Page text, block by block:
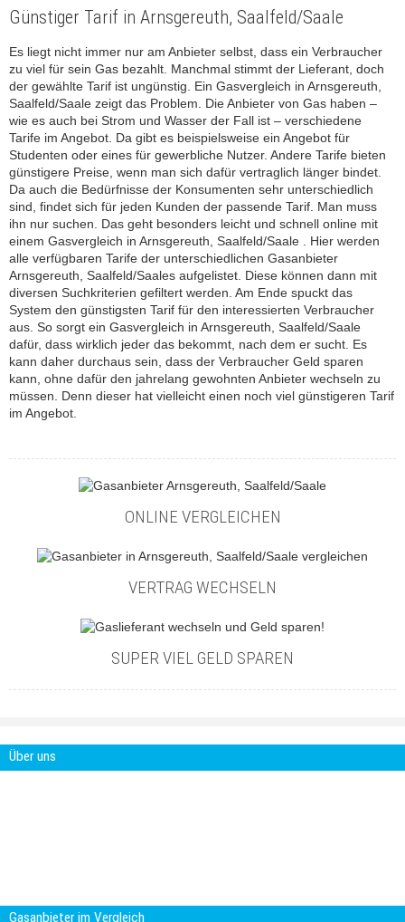
Günstiger Tarif in Arnsgereuth, Saalfeld/Saale
Es liegt nicht immer nur am Anbieter selbst, dass ein Verbraucher
zu viel für sein Gas bezahlt. Manchmal stimmt der Lieferant, doch
der gewählte Tarif ist ungünstig. Ein Gasvergleich in Arnsgereuth,
Saalfeld/Saale zeigt das Problem. Die Anbieter von Gas haben –
wie es auch bei Strom und Wasser der Fall ist – verschiedene
Tarife im Angebot. Da gibt es beispielsweise ein Angebot für
Studenten oder eines für gewerbliche Nutzer. Andere Tarife bieten
günstigere Preise, wenn man sich dafür vertraglich länger bindet.
Da auch die Bedürfnisse der Konsumenten sehr unterschiedlich
sind, findet sich für jeden Kunden der passende Tarif. Man muss
ihn nur suchen. Das geht besonders leicht und schnell online mit
einem Gasvergleich in Arnsgereuth, Saalfeld/Saale . Hier werden
alle verfügbaren Tarife der unterschiedlichen Gasanbieter
Arnsgereuth, Saalfeld/Saales aufgelistet. Diese können dann mit
diversen Suchkriterien gefiltert werden. Am Ende spuckt das
System den günstigsten Tarif für den interessierten Verbraucher
aus. So sorgt ein Gasvergleich in Arnsgereuth, Saalfeld/Saale
dafür, dass wirklich jeder das bekommt, nach dem er sucht. Es
kann daher durchaus sein, dass der Verbraucher Geld sparen
kann, ohne dafür den jahrelang gewohnten Anbieter wechseln zu
müssen. Denn dieser hat vielleicht einen noch viel günstigeren Tarif
im Angebot.
ONLINE VERGLEICHEN
VERTRAG WECHSELN
SUPER VIEL GELD SPAREN
Über uns
Gasanbieter im Vergleich